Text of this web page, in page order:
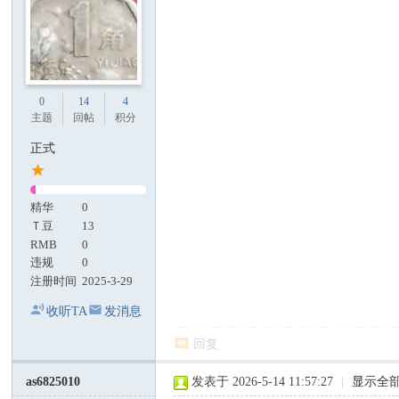
0
主题
14
回帖
4
积分
正式
精华
0
Ｔ豆
13
RMB
0
违规
0
注册时间 2025-3-29
收听TA 发消息
回复
as6825010 发表于 2026-5-14 11:57:27 显示全